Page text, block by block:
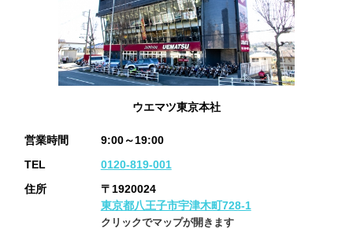
ウエマツ東京本社
営業時間
9:00～19:00
TEL
0120-819-001
住所
〒1920024
東京都八王子市宇津木町728-1
クリックでマップが開きます